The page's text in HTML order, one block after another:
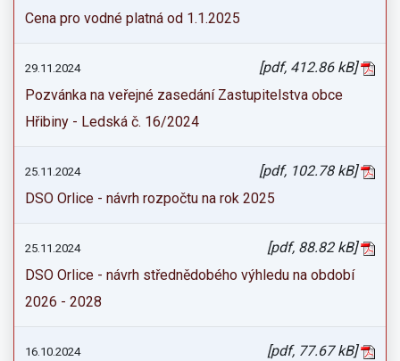
Cena pro vodné platná od 1.1.2025
29.11.2024
[pdf, 412.86 kB]
Pozvánka na veřejné zasedání Zastupitelstva obce
Hřibiny - Ledská č. 16/2024
25.11.2024
[pdf, 102.78 kB]
DSO Orlice - návrh rozpočtu na rok 2025
25.11.2024
[pdf, 88.82 kB]
DSO Orlice - návrh střednědobého výhledu na období
2026 - 2028
16.10.2024
[pdf, 77.67 kB]